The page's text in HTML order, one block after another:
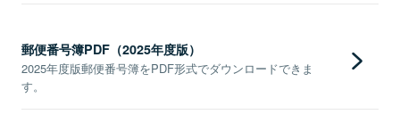
郵便番号簿PDF（2025年度版）
2025年度版郵便番号簿をPDF形式でダウンロードできま
す。